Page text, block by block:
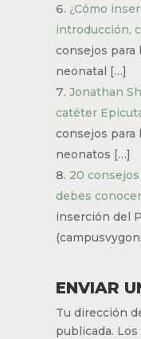
¿Cómo
introducción,
consejos para
neonatal […]
Jonathan
catéter
consejos para
neonatos […]
20
debes conocer
inserción del
ENVIAR
Tu dirección
publicada.